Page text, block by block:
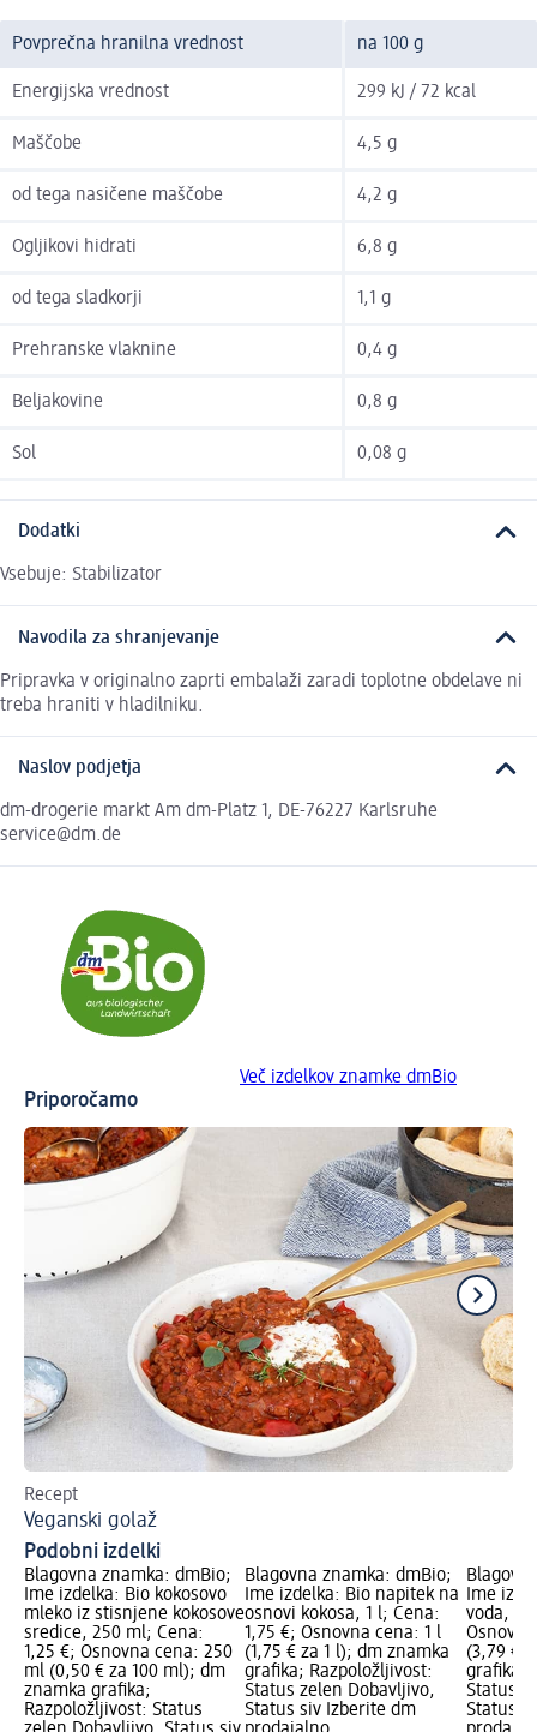
Povprečna hranilna vrednost na 100 g
Energijska vrednost 299 kJ / 72 kcal
Maščobe 4,5 g
od tega nasičene maščobe 4,2 g
Ogljikovi hidrati 6,8 g
od tega sladkorji 1,1 g
Prehranske vlaknine 0,4 g
Beljakovine 0,8 g
Sol 0,08 g
Dodatki
Vsebuje: Stabilizator
Navodila za shranjevanje
Pripravka v originalno zaprti embalaži zaradi toplotne obdelave ni
treba hraniti v hladilniku.
Naslov podjetja
dm-drogerie markt Am dm-Platz 1, DE-76227 Karlsruhe
service@dm.de
Več izdelkov znamke dmBio
Priporočamo
Recept
Veganski golaž
Podobni izdelki
Blagovna znamka: dmBio;
Ime izdelka: Bio kokosovo
mleko iz stisnjene kokosove
sredice, 250 ml; Cena:
1,25 €; Osnovna cena: 250
ml (0,50 € za 100 ml); dm
znamka grafika;
Razpoložljivost: Status
Blagovna znamka: dmBio;
Ime izdelka: Bio napitek na
osnovi kokosa, 1 l; Cena:
1,75 €; Osnovna cena: 1 l
(1,75 € za 1 l); dm znamka
grafika; Razpoložljivost:
Status zelen Dobavljivo,
Status siv Izberite dm
Ime
voda,
(3,79 €
grafika;
Status
Status